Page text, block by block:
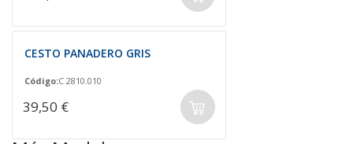
CESTO PANADERO GRIS
Código:C 2810.010
39,50 €